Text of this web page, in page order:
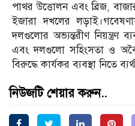
পাথর উত্তোলন এবং ব্রিজ,
ইজারা দখলের
দলগুলোর অভ্যন্তরীণ নিয়ন্ত্রণ
এবং দলগুলো সহিংসতা ও অবৈধ
বিরুদ্ধে কার্যকর ব্যবস্থা নিতে
নিউজটি শেয়ার করুন..